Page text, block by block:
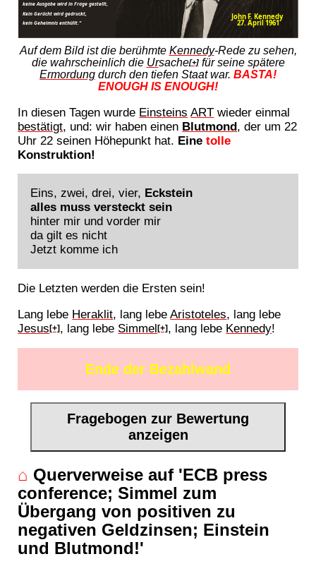
Auf dem Bild ist die berühmte Kennedy-Rede zu sehen,
die wahrscheinlich die Ursache[+]für seine spätere
Ermordung durch den tiefen Staat war. BASTA!
ENOUGH IS ENOUGH!
In diesen Tagen wurde Einsteins ART wieder einmal
bestätigt, und: wir haben einen Blutmond, der um 22
Uhr 22 seinen Höhepunkt hat. Einetolle
Konstruktion!
Eins, zwei, drei, vier, Eckstein
alles muss versteckt sein
hinter mir und vorder mir
da gilt es nicht
Jetzt komme ich
Die Letzten werden die Ersten sein!
Lang lebe Heraklit, lang lebeAristoteles, lang lebe
Jesus[+] , lang lebe Simmel[+] , lang lebe Kennedy!
Ende der Bezahlwand
Fragebogen zur Bewertung
anzeigen
⌂ Querverweise auf 'ECB press
conference; Simmel zum
Übergang von positiven zu
negativen Geldzinsen; Einstein
und Blutmond!'